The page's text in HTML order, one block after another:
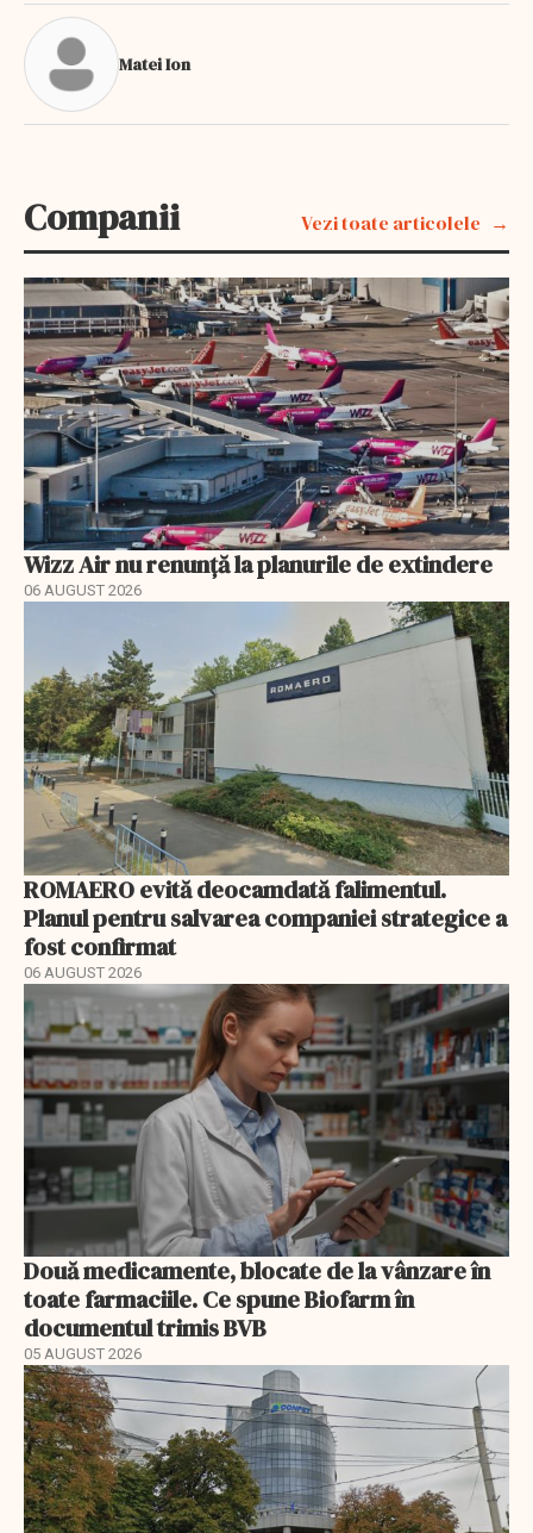
Matei Ion
Companii Vezi toate articolele
Wizz Air nu renunță la planurile de extindere
06 AUGUST 2026
ROMAERO evită deocamdată falimentul.
Planul pentru salvarea companiei strategice a
fost confirmat
06 AUGUST 2026
Două medicamente, blocate de la vânzare în
toate farmaciile. Ce spune Biofarm în
documentul trimis BVB
05 AUGUST 2026